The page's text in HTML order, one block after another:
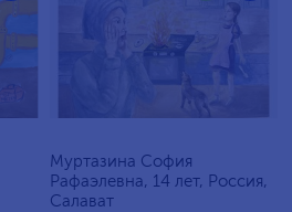
Муртазина София
Рафаэлевна, 14 лет, Россия,
Салават